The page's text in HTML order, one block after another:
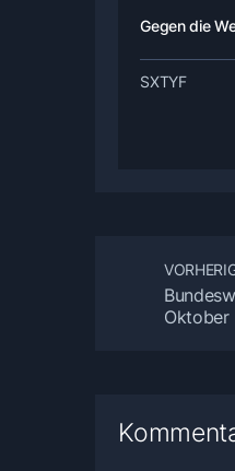
Gegen die
SXTYF
Oktober